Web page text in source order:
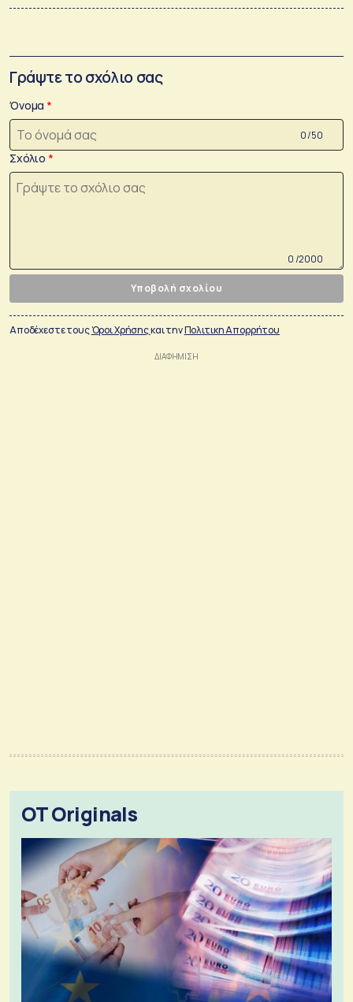
Γράψτε το σχόλιο σας
Όνομα
0 /50
Σχόλιο
0 /2000
Υποβολή σχολίου
Αποδέχεστε τουςΌροι Χρήσηςκαι τηνΠολιτικη Απορρήτου
OT Originals